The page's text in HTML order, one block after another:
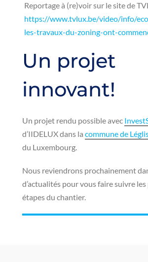
Reportage à (re)voir sur le site de
https://www.tvlux.be/video/info/
les-travaux-du-zoning-ont-
Un projet
innovant!
Un projet rendu possible avec
d’IIDELUX dans la commune de
du Luxembourg.
Nous reviendrons prochainement
d’actualités pour vous faire suivre
étapes du chantier.